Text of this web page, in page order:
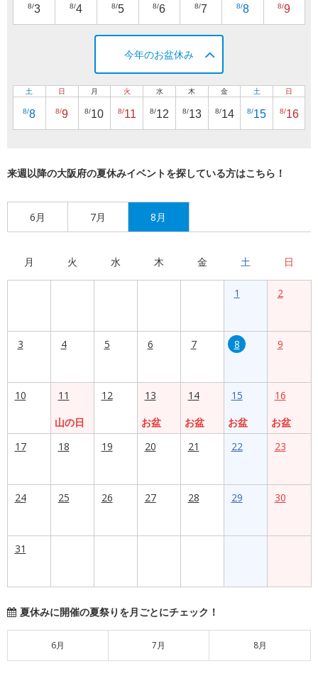
8/3 8/4 8/5 8/6 8/7 8/8 8/9
今年のお盆休み
土
8/8
日
8/9
月
8/10
火
8/11
水
8/12
木
8/13
金
8/14
土
8/15
日
8/16
来週以降の大阪府の夏休みイベントを探している方はこちら！
6月 7月 8月
月 火 水 木 金 土 日
1 2
3 4 5 6 7 8 9
10
11
山の日
12
13
お盆
14
お盆
15
お盆
16
お盆
17
18 19 20 21 22 23
24 25 26 27 28 29 30
31
夏休みに開催の夏祭りを月ごとにチェック！
6月 7月 8月